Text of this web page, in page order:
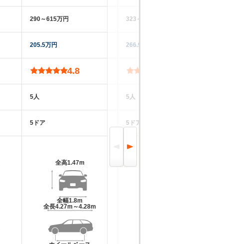
290～615万円
205.5万円
4.8
5人
5ドア
全高1.47m
全幅1.8m
全長4.27m～4.28m
323～568万円
266.9万円
5人
5ドア